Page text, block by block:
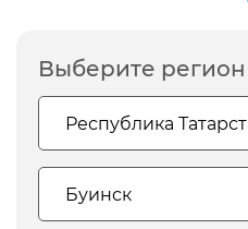
Выберите регион